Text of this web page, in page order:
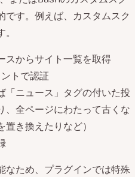
です。例えば、カスタムスク
スからサイト一覧を取得
トで認証
「ニュース」タグの付いた投
、全ページにわたって古くな
き換えたりなど）
なため、プラグインでは特殊